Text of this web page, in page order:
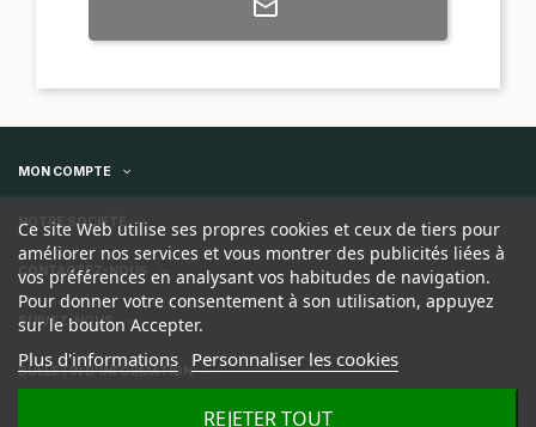
MON COMPTE
NOTRE SOCIÉTÉ
CONTACTEZ-NOUS
Ce site Web utilise ses propres cookies et ceux de tiers pour
améliorer nos services et vous montrer des publicités liées à
vos préférences en analysant vos habitudes de navigation.
Pour donner votre consentement à son utilisation, appuyez
sur le bouton Accepter.
Plus d'informations Personnaliser les cookies
REJETER TOUT
SUIVEZ-NOUS
BULLETIN D'INFORMATION